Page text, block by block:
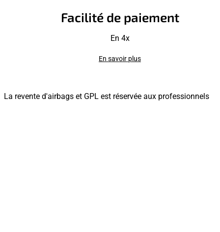
Facilité de paiement
En 4x
En savoir plus
La revente d'airbags et GPL est réservée aux professionnels